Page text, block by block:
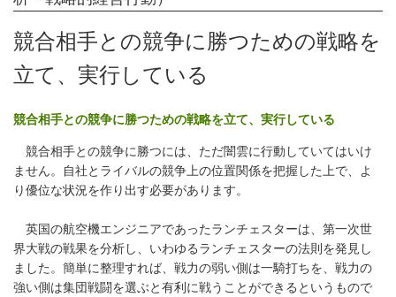
競合相手との競争に勝つための戦略を
立て、実行している
競合相手との競争に勝つための戦略を立て、実行している
競合相手との競争に勝つには、ただ闇雲に行動していてはいけ
ません。自社とライバルの競争上の位置関係を把握した上で、よ
り優位な状況を作り出す必要があります。
英国の航空機エンジニアであったランチェスターは、第一次世
界大戦の戦果を分析し、いわゆるランチェスターの法則を発見し
ました。簡単に整理すれば、戦力の弱い側は一騎打ちを、戦力の
強い側は集団戦闘を選ぶと有利に戦うことができるというもので